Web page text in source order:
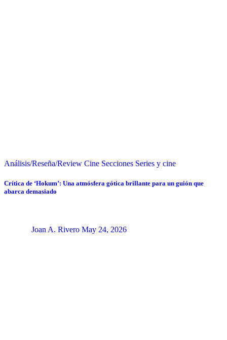
Análisis/Reseña/Review Cine Secciones Series y cine
Crítica de ‘Hokum’: Una atmósfera gótica brillante para un guión que
abarca demasiado
Joan A. Rivero May 24, 2026